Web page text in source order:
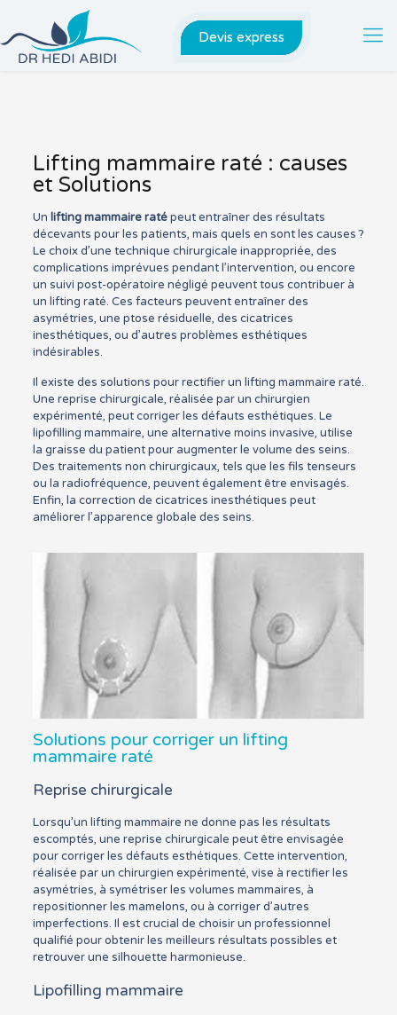
Devis express
Lifting mammaire raté : causes
et Solutions
Un lifting mammaire ratépeut entraîner des résultats
décevants pour les patients, mais quels en sont les causes ?
Le choix d’une technique chirurgicale inappropriée, des
complications imprévues pendant l’intervention, ou encore
un suivi post-opératoire négligé peuvent tous contribuer à
un lifting raté. Ces facteurs peuvent entraîner des
asymétries, une ptose résiduelle, des cicatrices
inesthétiques, ou d’autres problèmes esthétiques
indésirables.
Il existe des solutions pour rectifier un lifting mammaire raté.
Une reprise chirurgicale, réalisée par un chirurgien
expérimenté, peut corriger les défauts esthétiques. Le
lipofilling mammaire, une alternative moins invasive, utilise
la graisse du patient pour augmenter le volume des seins.
Des traitements non chirurgicaux, tels que les fils tenseurs
ou la radiofréquence, peuvent également être envisagés.
Enfin, la correction de cicatrices inesthétiques peut
améliorer l’apparence globale des seins.
Solutions pour corriger un lifting
mammaire raté
Reprise chirurgicale
Lorsqu’un lifting mammaire ne donne pas les résultats
escomptés, une reprise chirurgicale peut être envisagée
pour corriger les défauts esthétiques. Cette intervention,
réalisée par un chirurgien expérimenté, vise à rectifier les
asymétries, à symétriser les volumes mammaires, à
repositionner les mamelons, ou à corriger d’autres
imperfections. Il est crucial de choisir un professionnel
qualifié pour obtenir les meilleurs résultats possibles et
retrouver une silhouette harmonieuse.
Lipofilling mammaire